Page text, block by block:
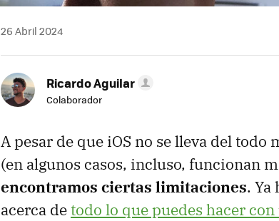
26 Abril 2024
Ricardo Aguilar
Colaborador
A pesar de que iOS no se lleva del todo
(en algunos casos, incluso, funcionan
encontramos ciertas limitaciones.
acerca de todo lo que puedes hacer